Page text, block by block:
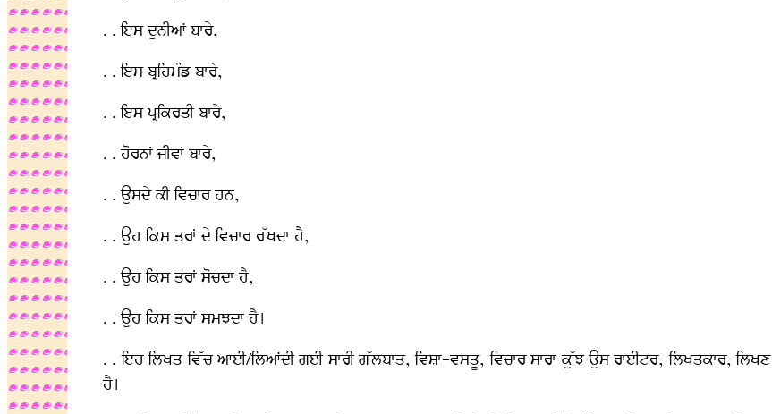
. . ਇਸ ਦੁਨੀਆਂ ਬਾਰੇ,
. . ਇਸ ਬ੍ਰਹਿਮੰਡ ਬਾਰੇ,
. . ਇਸ ਪ੍ਰਕਿਰਤੀ ਬਾਰੇ,
. . ਹੋਰਨਾਂ ਜੀਵਾਂ ਬਾਰੇ,
. . ਉਸਦੇ ਕੀ ਵਿਚਾਰ ਹਨ,
. . ਉਹ ਕਿਸ ਤਰਾਂ ਦੇ ਵਿਚਾਰ ਰੱਖਦਾ ਹੈ,
. . ਉਹ ਕਿਸ ਤਰਾਂ ਸੋਚਦਾ ਹੈ,
. . ਉਹ ਕਿਸ ਤਰਾਂ ਸਮਝਦਾ ਹੈ।
. . ਇਹ ਲਿਖਤ ਵਿੱਚ ਆਈ/ਲਿਆਂਦੀ ਗਈ ਸਾਰੀ ਗੱਲਬਾਤ, ਵਿਸ਼ਾ-ਵਸਤੂ, ਵਿਚਾਰ ਸਾਰਾ ਕੁੱਝ ਉਸ ਰਾਈਟਰ, ਲਿਖਤਕਾਰ,
ਹੈ।